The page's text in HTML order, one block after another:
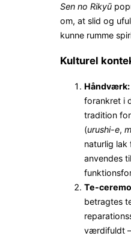
Sen no Rikyū
om, at slid og
kunne rumme
Kulturel
Håndværk:
forankret i
tradition for
(urushi-e,
naturlig
anvendes
Te-
betragtes
værdifuldt